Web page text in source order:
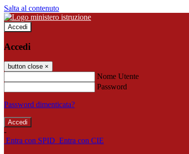
Salta al contenuto
Accedi
Accedi
button close ×
Nome Utente
Password
Password dimenticata?
-
Entra con SPID Entra con CIE